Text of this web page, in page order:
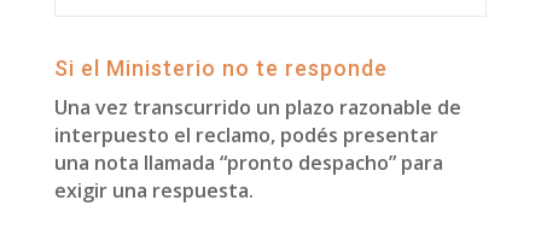
Si el Ministerio no te responde
Una vez transcurrido un plazo razonable de
interpuesto el reclamo, podés presentar
una nota llamada “pronto despacho” para
exigir una respuesta.